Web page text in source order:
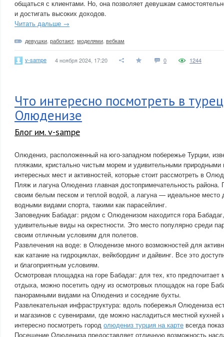
общаться с клиентами. Но, она позволяет девушкам
и достигать высоких доходов.
Читать дальше →
девушки работают моделями вебкам
v-sampe 4 ноября 2024, 17:20 0 1244
Что интересно посмотреть в
Олюденизе
Блог им. v-sampe
Олюдениз, расположенный на юго-западном побережье Турции,
пляжами, кристально чистым морем и удивительными природными
интересных мест и активностей, которые стоит рассмотреть в
Пляж и лагуна Олюдениз главная достопримечательность
своим белым песком и теплой водой, а лагуна — идеальное место
водными видами спорта, такими как парасейлинг.
Заповедник Бабадаг: рядом с Олюденизом находится гора
удивительные виды на окрестности. Это место популярно среди
своим отличным условиям для полетов.
Развлечения на воде: в Олюденизе много возможностей для
как катание на гидроциклах, вейкбординг и дайвинг. Все это
и благоприятным условиям.
Осмотровая площадка на горе Бабадаг: для тех, кто предпочитает
отдыха, можно посетить одну из осмотровых площадок на горе
панорамными видами на Олюдениз и соседние бухты.
Развлекательная инфраструктура: вдоль побережья Олюдениза
и магазинов с сувенирами, где можно насладиться местной кухней
интересно посмотреть город олюдениз турция на карте всегда
Посещение Олюдениза предоставляет отличную возможность